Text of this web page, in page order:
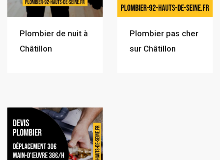
Plombier de nuit à
Châtillon
Plombier pas cher
sur Châtillon